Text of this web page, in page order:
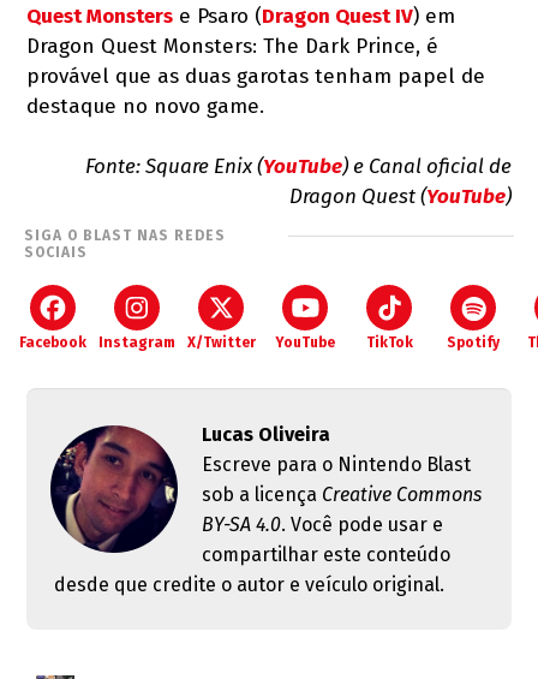
Quest Monsters e Psaro (Dragon Quest IV) em
Dragon Quest Monsters: The Dark Prince, é
provável que as duas garotas tenham papel de
destaque no novo game.
Fonte: Square Enix (YouTube) e Canal oficial de
Dragon Quest (YouTube)
SIGA O BLAST NAS REDES
SOCIAIS
Facebook Instagram X/Twitter YouTube TikTok Spotify
Lucas Oliveira
Escreve para o Nintendo Blast
sob a licença Creative Commons
BY-SA 4.0. Você pode usar e
compartilhar este conteúdo
desde que credite o autor e veículo original.